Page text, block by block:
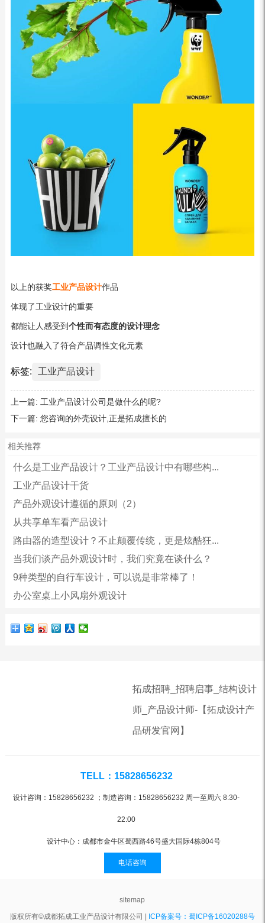
以上的获奖工业产品设计作品
体现了工业设计的重要
都能让人感受到个性而有态度的设计理念
设计也融入了符合产品调性文化元素
标签: 工业产品设计
上一篇: 工业产品设计公司是做什么的呢?
下一篇: 您咨询的外壳设计,正是拓成擅长的
相关推荐
什么是工业产品设计？工业产品设计中有哪些构...
工业产品设计干货
产品外观设计遵循的原则（2）
从共享单车看产品设计
路由器的造型设计？不止颠覆传统，更是炫酷狂...
当我们谈产品外观设计时，我们究竟在谈什么？
9种类型的自行车设计，可以说是非常棒了！
办公室桌上小风扇外观设计
拓成招聘_招聘启事_结构设计
师_产品设计师-【拓成设计产
品研发官网】
TELL：15828656232
设计咨询：15828656232 ；制造咨询：15828656232 周一至周六 8:30-
22:00
设计中心：成都市金牛区蜀西路46号盛大国际4栋804号
电话咨询
sitemap
版权所有©成都拓成工业产品设计有限公司 |
ICP备案号：蜀ICP备16020288号